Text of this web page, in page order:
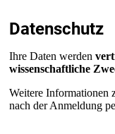
Datenschutz
Ihre Daten werden
wissenschaftliche
Weitere Informationen
nach der Anmeldung